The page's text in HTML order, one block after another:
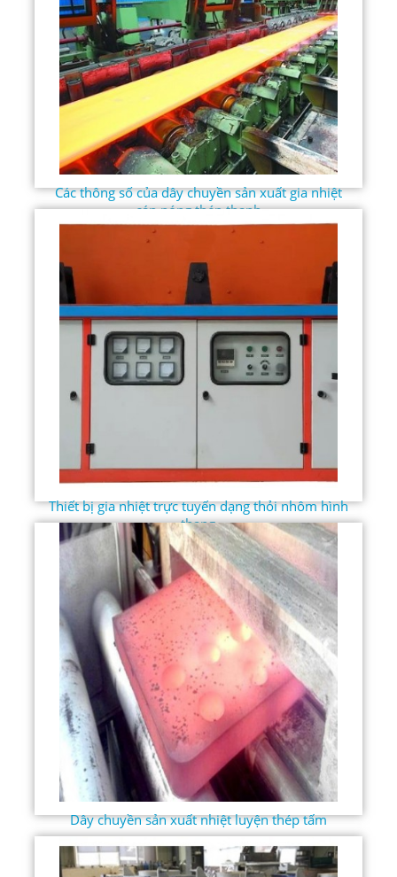
Các thông số của dây chuyền sản xuất gia nhiệt
cán nóng thép thanh
Thiết bị gia nhiệt trực tuyến dạng thỏi nhôm hình
thang
Dây chuyền sản xuất nhiệt luyện thép tấm